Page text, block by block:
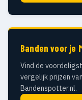
Banden voor je
Vind de
vergelijk prijzen
Bandenspotter.nl.